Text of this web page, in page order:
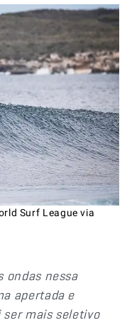
Surf League via
ondas nessa
apertada e
mais seletivo